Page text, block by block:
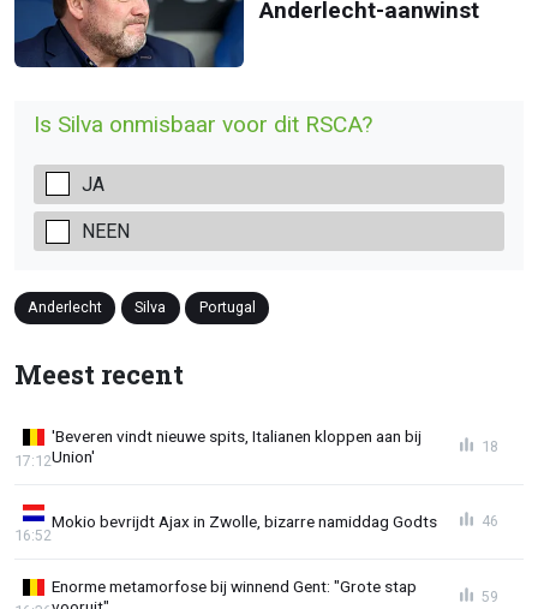
Anderlecht-aanwinst
Is Silva onmisbaar voor dit RSCA?
JA
NEEN
Anderlecht Silva Portugal
Meest recent
'Beveren vindt nieuwe spits, Italianen kloppen aan bij
Union'
17:12
18
Mokio bevrijdt Ajax in Zwolle, bizarre namiddag Godts
16:52
46
Enorme metamorfose bij winnend Gent: "Grote stap
59